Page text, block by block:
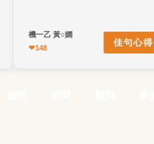
機一乙 黃○嫻
148
佳句心得➔
機一乙 黃○嫻